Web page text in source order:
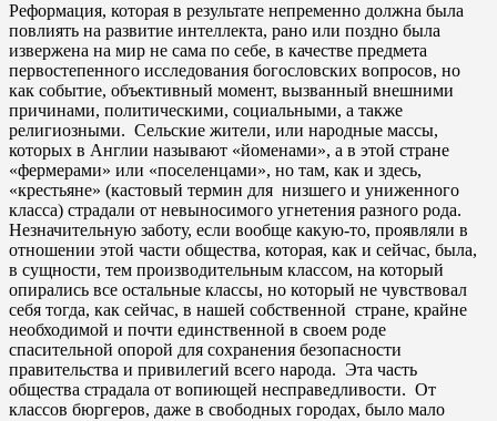
Реформация, которая в результате непременно должна была
повлиять на развитие интеллекта, рано или поздно была
извержена на мир не сама по себе, в качестве предмета
первостепенного исследования богословских вопросов, но
как событие, объективный момент, вызванный внешними
причинами, политическими, социальными, а также
религиозными. Сельские жители, или народные массы,
которых в Англии называют «йоменами», а в этой стране
«фермерами» или «поселенцами», но там, как и здесь,
«крестьяне» (кастовый термин для низшего и униженного
класса) страдали от невыносимого угнетения разного рода.
Незначительную заботу, если вообще какую-то, проявляли в
отношении этой части общества, которая, как и сейчас, была,
в сущности, тем производительным классом, на который
опирались все остальные классы, но который не чувствовал
себя тогда, как сейчас, в нашей собственной стране, крайне
необходимой и почти единственной в своем роде
спасительной опорой для сохранения безопасности
правительства и привилегий всего народа. Эта часть
общества страдала от вопиющей несправедливости. От
классов бюргеров, даже в свободных городах, было мало